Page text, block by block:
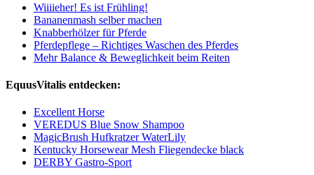
Wiiiieher! Es ist Frühling!
Bananenmash selber machen
Knabberhölzer für Pferde
Pferdepflege – Richtiges Waschen des Pferdes
Mehr Balance & Beweglichkeit beim Reiten
EquusVitalis entdecken:
Excellent Horse
VEREDUS Blue Snow Shampoo
MagicBrush Hufkratzer WaterLily
Kentucky Horsewear Mesh Fliegendecke black
DERBY Gastro-Sport